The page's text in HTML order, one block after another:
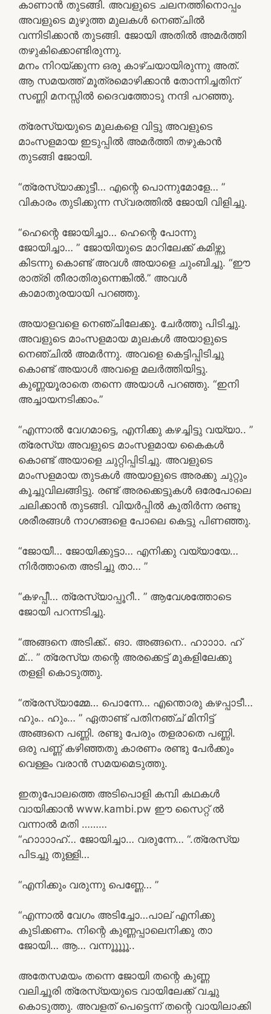
കാണാൻ തുടങ്ങി. അവളുടെ ചലനത്തിനൊപ്പം
അവളുടെ മുഴുത്ത മുലകൾ നെഞ്ചിൽ
വന്നിടിക്കാൻ തുടങ്ങി. ജോയി അതിൽ അമർത്തി
തഴുകിക്കൊണ്ടിരുന്നു.
മനം നിറയ്ക്കുന്ന ഒരു കാഴ്ചയായിരുന്നു അത്.
ആ സമയത്ത് മൂത്രമൊഴിക്കാൻ തോന്നിച്ചതിന്
സണ്ണി മനസ്സിൽ ദൈവത്തോടു നന്ദി പറഞ്ഞു.
ത്രേസ്യയുടെ മുലകളെ വിട്ടു അവളുടെ
മാംസളമായ ഇടുപ്പിൽ അമർത്തി തഴുകാൻ
തുടങ്ങി ജോയി.
“ത്രേസ്യാക്കുട്ടീ… എന്റെ പൊന്നുമോളേ… ”
വികാരം തുടിക്കുന്ന സ്വരത്തിൽ ജോയി വിളിച്ചു.
“ഹെന്റെ ജോയിച്ചാ… ഹെന്റെ പോന്നു
ജോയിച്ചാ… ” ജോയിയുടെ മാറിലേക്ക് കമിഴ്ന്നു
കിടന്നു കൊണ്ട് അവൾ അയാളെ ചുംബിച്ചു. “ഈ
രാത്രി തീരാതിരുന്നെങ്കിൽ.” അവൾ
കാമാതുരയായി പറഞ്ഞു.
അയാളവളെ നെഞ്ചിലേക്കു. ചേർത്തു പിടിച്ചു.
അവളുടെ മാംസളമായ മുലകൾ അയാളുടെ
നെഞ്ചിൽ അമർന്നു. അവളെ കെട്ടിപ്പിടിച്ചു
കൊണ്ട് അയാൾ അവളെ മലർത്തിയിട്ടു.
കുണ്ണയൂരാതെ തന്നെ അയാൾ പറഞ്ഞു. “ഇനി
അച്ചായനടിക്കാം.”
“എന്നാൽ വേഗമാട്ടെ, എനിക്കു കഴച്ചിട്ടു വയ്യാ.. ”
ത്രേസ്യ അവളുടെ മാംസളമായ കൈകൾ
കൊണ്ട് അയാളെ ചുറ്റിപ്പിടിച്ചു. അവളുടെ
മാംസളമായ തുടകൾ അയാളുടെ അരക്കു ചുറ്റും
കൂച്ചുവിലങ്ങിട്ടു. രണ്ട് അരക്കെട്ടുകൾ ഒരേപോലെ
ചലിക്കാൻ തുടങ്ങി. വിയർപ്പിൽ കുതിർന്ന രണ്ടു
ശരീരങ്ങൾ നാഗങ്ങളെ പോലെ കെട്ടു പിണഞ്ഞു.
“ജോയീ… ജോയിക്കുട്ടാ… എനിക്കു വയ്യായേ…
നിർത്താതെ അടിച്ചു താ… ”
“കഴപ്പീ… ത്രേസ്യാപ്പൂറീ.. ” ആവേശത്തോടെ
ജോയി പറന്നടിച്ചു.
“അങ്ങനെ അടിക്ക്.. ങാ. അങ്ങനെ.. ഹാാാാ. ഹ്
മ്… ” ത്രേസ്യ തന്റെ അരക്കെട്ട് മുകളിലേക്കു
തളളി കൊടുത്തു.
“ത്രേസ്യാമ്മേ… പൊന്നേ… എന്തൊരു കഴപ്പാടീ…
ഹും.. ഹും… ” ഏതാണ്ട് പതിനഞ്ച് മിനിട്ട്
അങ്ങനെ പണ്ണി. രണ്ടു പേരും തളരാതെ പണ്ണി.
ഒരു പണ്ണ് കഴിഞ്ഞതു കാരണം രണ്ടു പേർക്കും
വെള്ളം വരാൻ സമയമെടുത്തു.
ഇതുപോലത്തെ അടിപൊളി കമ്പി കഥകൾ
വായിക്കാൻ www.kambi.pw ഈ സൈറ്റ് ൽ
വന്നാൽ മതി ………
“ഹാാാാഹ്… ജോയിച്ചാ… വരുന്നേ… “.ത്രേസ്യ
പിടച്ചു തുള്ളി…
“എനിക്കും വരുന്നു പെണ്ണേ… ”
“എന്നാൽ വേഗം അടിച്ചോ…പാല് എനിക്കു
കുടിക്കണം. നിന്റെ കുണ്ണപ്പാലെനിക്കു താ
ജോയി… ആ… വന്നൂൂൂൂൂ..
അതേസമയം തന്നെ ജോയി തന്റെ കുണ്ണ
വലിച്ചൂരി ത്രേസ്യയുടെ വായിലേക്ക് വച്ചു
കൊടുത്തു. അവളത് പെട്ടെന്ന് തന്റെ വായിലാക്കി